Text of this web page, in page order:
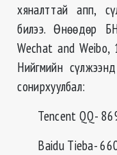
хяналттай апп,
билээ. Өнөөдөр
Wechat and Weibo,
Нийгмийн
сонирхуулбал:
Tencent QQ-
Baidu Tieba-